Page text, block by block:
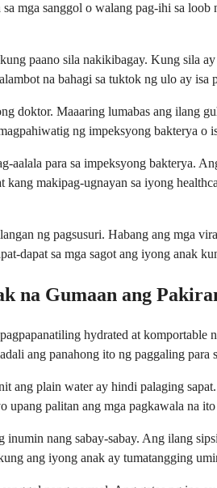
mga sanggol o walang pag-ihi sa
paano sila nakikibagay. Kung
na bahagi sa tuktok ng ulo ay isa
doktor. Maaaring lumabas ang ilang
ng impeksyong bakterya o
aalala para sa impeksyong bakterya.
makipag-ugnayan sa iyong
ng pagsusuri. Habang ang mga
dapat sa mga sagot ang iyong anak
na Gumaan ang
hydrated at
ang panahong ito ng paggaling para
plain water ay hindi palaging
palitan ang mga pagkawala na
nang sabay-sabay. Ang ilang
ang iyong anak ay tumatangging